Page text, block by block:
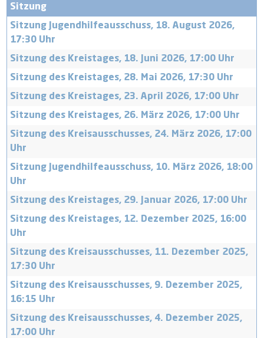
Sitzung
Sitzung Jugendhilfeausschuss, 18. August 2026,
17:30 Uhr
Sitzung des Kreistages, 18. Juni 2026, 17:00 Uhr
Sitzung des Kreistages, 28. Mai 2026, 17:30 Uhr
Sitzung des Kreistages, 23. April 2026, 17:00 Uhr
Sitzung des Kreistages, 26. März 2026, 17:00 Uhr
Sitzung des Kreisausschusses, 24. März 2026, 17:00
Uhr
Sitzung Jugendhilfeausschuss, 10. März 2026, 18:00
Uhr
Sitzung des Kreistages, 29. Januar 2026, 17:00 Uhr
Sitzung des Kreistages, 12. Dezember 2025, 16:00
Uhr
Sitzung des Kreisausschusses, 11. Dezember 2025,
17:30 Uhr
Sitzung des Kreisausschusses, 9. Dezember 2025,
16:15 Uhr
Sitzung des Kreisausschusses, 4. Dezember 2025,
17:00 Uhr